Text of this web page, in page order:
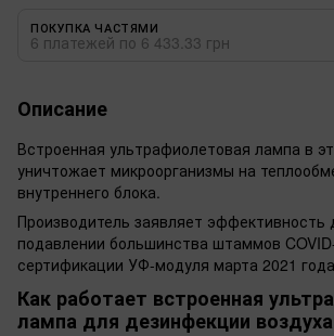
ПОКУПКА ЧАСТЯМИ
6 платежей по 6 433.33 грн
Описание
Встроенная ультрафиолетовая лампа в
уничтожает микроорганизмы на
внутреннего блока.
Производитель заявляет эффективность
подавлении большинства штаммов
сертификации УФ-модуля марта 2021
Как работает встроенная
лампа для дезинфекции воздуха